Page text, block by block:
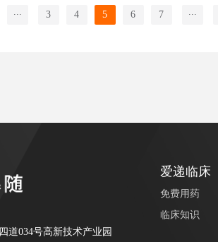
... 3 4 5 6 7 ...
道034号高新技术产业园
爱递临床
免费用药
临床知识